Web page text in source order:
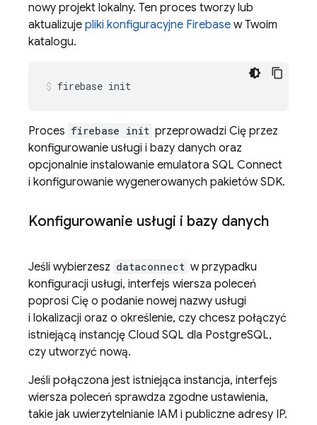
nowy projekt lokalny. Ten proces tworzy lub
aktualizuje pliki konfiguracyjne Firebase w Twoim
katalogu.
firebase init
Proces firebase init przeprowadzi Cię przez
konfigurowanie usługi i bazy danych oraz
opcjonalnie instalowanie emulatora SQL Connect
i konfigurowanie wygenerowanych pakietów SDK.
Konfigurowanie usługi i bazy danych
Jeśli wybierzesz dataconnect w przypadku
konfiguracji usługi, interfejs wiersza poleceń
poprosi Cię o podanie nowej nazwy usługi
i lokalizacji oraz o określenie, czy chcesz połączyć
istniejącą instancję Cloud SQL dla PostgreSQL,
czy utworzyć nową.
Jeśli połączona jest istniejąca instancja, interfejs
wiersza poleceń sprawdza zgodne ustawienia,
takie jak uwierzytelnianie IAM i publiczne adresy IP.